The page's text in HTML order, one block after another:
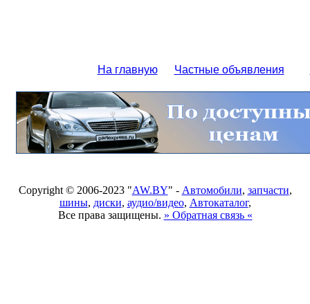
На главную Частные объявления
Copyright © 2006-2023 "AW.BY" - Автомобили, запчасти,
шины, диски, аудио/видео, Автокаталог,
Все права защищены. » Обратная связь «